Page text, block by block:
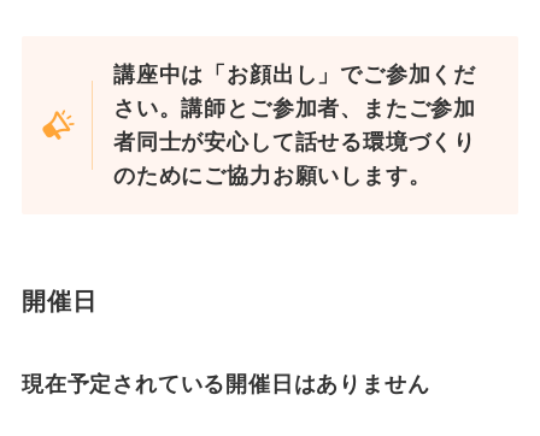
講座中は「お顔出し」でご参加くだ
さい。講師とご参加者、またご参加
者同士が安心して話せる環境づくり
のためにご協力お願いします。
開催日
現在予定されている開催日はありません